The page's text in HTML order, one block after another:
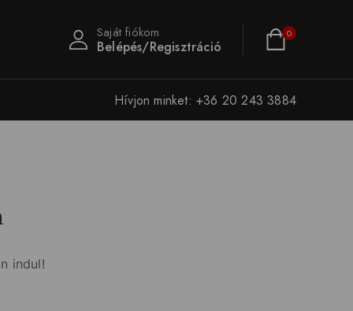
Saját fiókom
Belépés/Regisztráció
0
Hívjon minket: +36 20 243 3884
indul!